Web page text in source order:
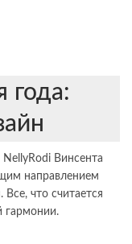
года:
NellyRodi Винсента
направлением
что считается
гармонии.